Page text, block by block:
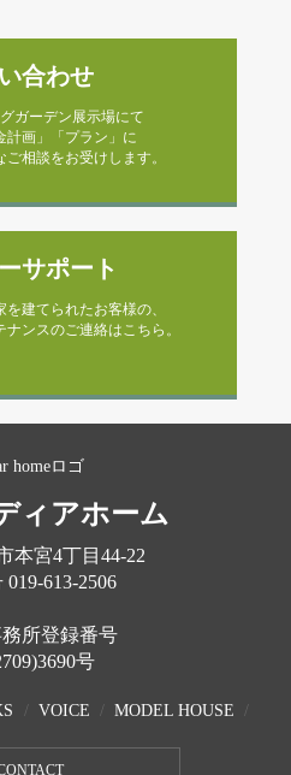
合わせ
ガーデン展示場にて
計画」「プラン」に
相談をお受けします。
サポート
建てられたお客様の、
ンスのご連絡はこちら。
ィアホーム
本宮4丁目44-22
019-613-2506
所登録番号
号
VOICE MODEL HOUSE